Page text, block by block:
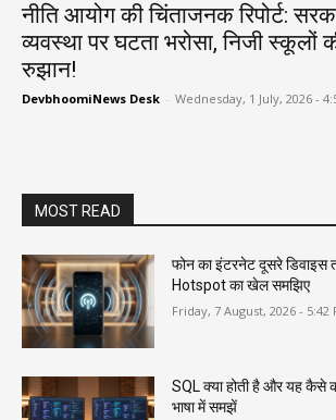
नीति आयोग की चिंताजनक रिपोर्ट:
व्यवस्था पर घटता भरोसा, निजी स्कूलों
रुझान!
DevbhoomiNews Desk - Wednesday, 1 July, 2026 -
MOST READ
फोन का इंटरनेट दूसरे
Hotspot का खेल समझिए
Friday, 7 August, 2026 - 5:42
SQL क्या होती है और यह कैसे
भाषा में समझें